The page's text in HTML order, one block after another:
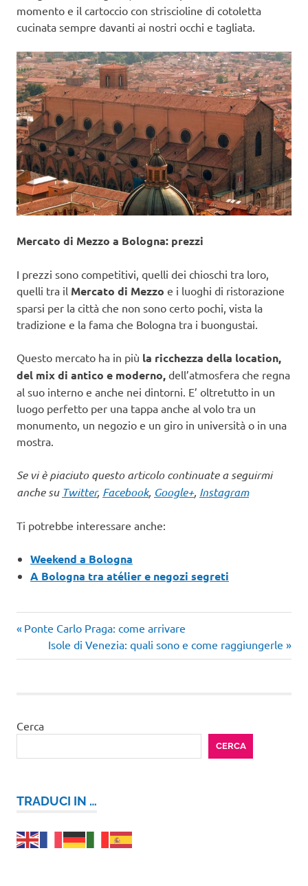
momento e il cartoccio con striscioline di cotoletta
cucinata sempre davanti ai nostri occhi e tagliata.
Mercato di Mezzo a Bologna: prezzi
I prezzi sono competitivi, quelli dei chioschi tra loro,
quelli tra il Mercato di Mezzo e i luoghi di ristorazione
sparsi per la città che non sono certo pochi, vista la
tradizione e la fama che Bologna tra i buongustai.
Questo mercato ha in più la ricchezza della location,
del mix di antico e moderno, dell’atmosfera che regna
al suo interno e anche nei dintorni. E’ oltretutto in un
luogo perfetto per una tappa anche al volo tra un
monumento, un negozio e un giro in università o in una
mostra.
Se vi è piaciuto questo articolo continuate a seguirmi
anche su Twitter, Facebook, Google+, Instagram
Ti potrebbe interessare anche:
Weekend a Bologna
A Bologna tra atélier e negozi segreti
Navigazione
articoli
Articolo
precedente:
Ponte Carlo Praga: come arrivare
Articolo
successivo:
Isole di Venezia: quali sono e come raggiungerle
Cerca
CERCA
TRADUCI IN …